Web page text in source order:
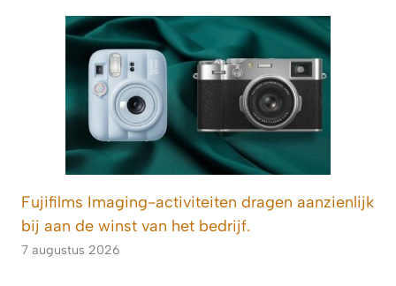
Fujifilms Imaging-activiteiten dragen aanzienlijk
bij aan de winst van het bedrijf.
7 augustus 2026